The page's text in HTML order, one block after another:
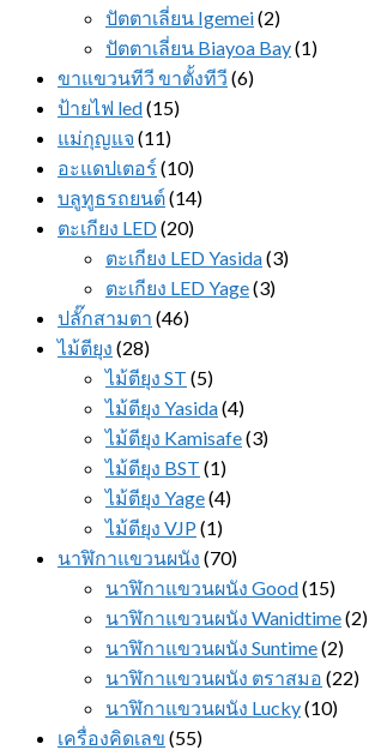
ปัตตาเลี่ยน Igemei(2)
ปัตตาเลี่ยน Biayoa Bay(1)
ขาแขวนทีวี ขาตั้งทีวี (6)
ป้ายไฟ led(15)
แม่กุญแจ (11)
อะแดปเตอร์ (10)
บลูทูธรถยนต์(14)
ตะเกียง LED(20)
ตะเกียง LED Yasida(3)
ตะเกียง LED Yage(3)
ปลั๊กสามตา (46)
ไม้ตียุง (28)
ไม้ตียุง ST (5)
ไม้ตียุง Yasida(4)
ไม้ตียุง Kamisafe(3)
ไม้ตียุง BST (1)
ไม้ตียุง Yage(4)
ไม้ตียุง VJP (1)
นาฬิกาแขวนผนัง (70)
นาฬิกาแขวนผนัง Good(15)
นาฬิกาแขวนผนัง Wanidtime(2)
นาฬิกาแขวนผนัง Suntime(2)
นาฬิกาแขวนผนัง ตราสมอ (22)
นาฬิกาแขวนผนัง Lucky(10)
เครื่องคิดเลข (55)